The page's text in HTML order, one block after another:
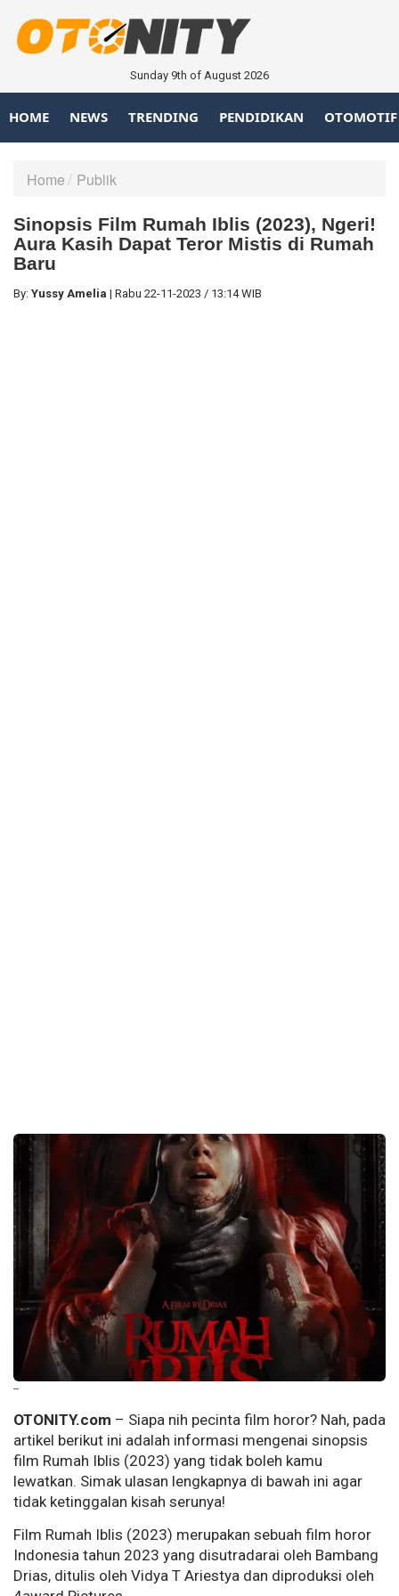
Sunday 9th of August 2026
HOME NEWS TRENDING PENDIDIKAN OTOMOTIF
Home Publik
Sinopsis Film Rumah Iblis (2023), Ngeri!
Aura Kasih Dapat Teror Mistis di Rumah
Baru
By: Yussy Amelia | Rabu 22-11-2023 / 13:14 WIB
--
OTONITY.com – Siapa nih pecinta film horor? Nah, pada
artikel berikut ini adalah informasi mengenai sinopsis
film Rumah Iblis (2023) yang tidak boleh kamu
lewatkan. Simak ulasan lengkapnya di bawah ini agar
tidak ketinggalan kisah serunya!
Film Rumah Iblis (2023) merupakan sebuah film horor
Indonesia tahun 2023 yang disutradarai oleh Bambang
Drias, ditulis oleh Vidya T Ariestya dan diproduksi oleh